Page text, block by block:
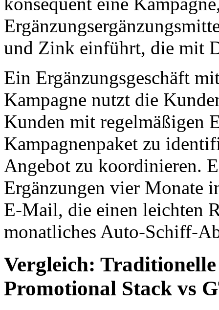
und Zink einführt, die mit
Ein Ergänzungsgeschäft
Kampagne nutzt die
Kunden mit regelmäßigen
Kampagnenpaket zu
Angebot zu koordinieren.
Ergänzungen vier Monate
E-Mail, die einen leichten
monatliches Auto-Schiff-
Vergleich:
Promotional Stack vs